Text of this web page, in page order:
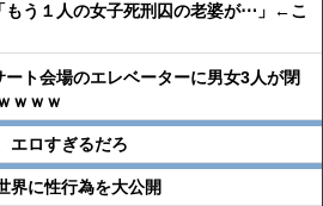
もう１人の女子死刑囚の老婆が⋯」←こ
ート会場のエレベーターに男女3人が閉
ｗｗｗ
エロすぎるだろ
界に性行為を大公開